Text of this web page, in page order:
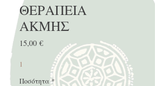
ΘΕΡΑΠΕΙΑ
ΑΚΜΗΣ
15,00 €Τιμή
1
Ποσότητα *